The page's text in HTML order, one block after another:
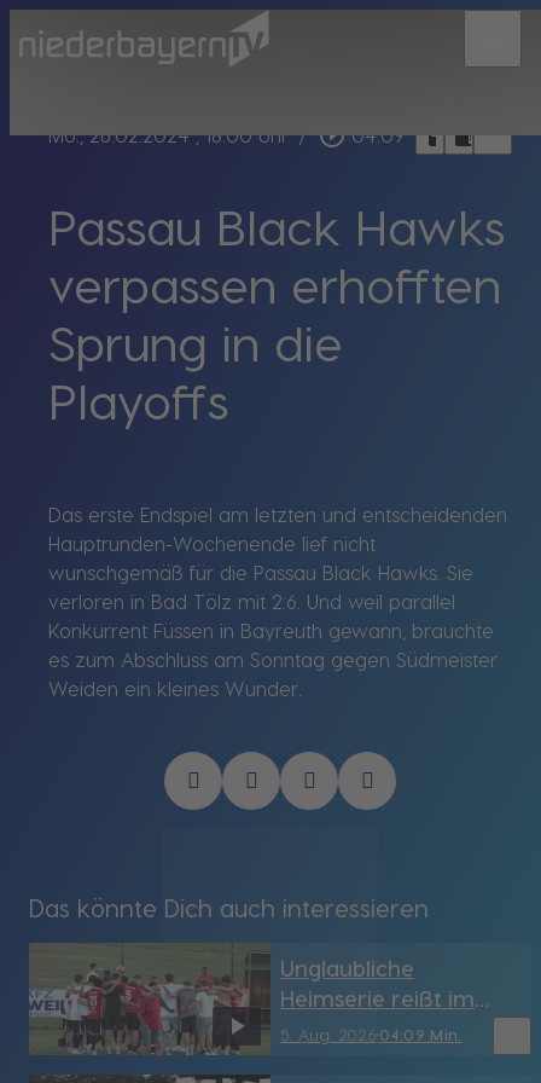
Mo., 26.02.2024, 18:00 Uhr / play_circle_outline 04:09 headphones chrome_reader_mode
Passau Black Hawks
verpassen erhofften
Sprung in die
Playoffs
Das erste Endspiel am letzten und entscheidenden
Hauptrunden-Wochenende lief nicht
wunschgemäß für die Passau Black Hawks. Sie
verloren in Bad Tölz mit 2:6. Und weil parallel
Konkurrent Füssen in Bayreuth gewann, brauchte
es zum Abschluss am Sonntag gegen Südmeister
Weiden ein kleines Wunder.
Das könnte Dich auch interessieren
5. Aug. 202604:09 Min.
Unglaubliche
Heimserie reißt im
Derby: SV Grainet
verliert 1:3 gegen den